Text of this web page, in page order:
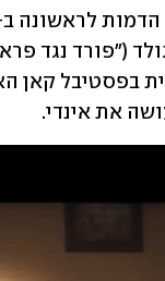
את אינדי.